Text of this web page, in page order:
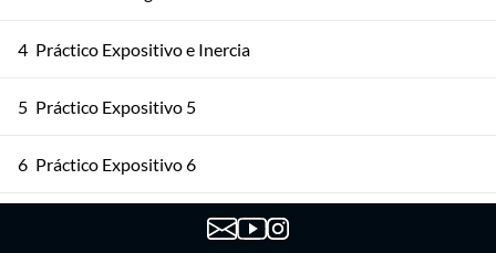
4 Práctico Expositivo e Inercia
5 Práctico Expositivo 5
6 Práctico Expositivo 6